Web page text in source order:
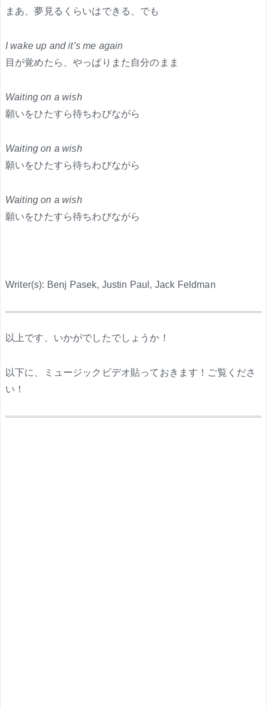
まあ、夢見るくらいはできる、でも
I wake up and it’s me again
目が覚めたら、やっぱりまた自分のまま
Waiting on a wish
願いをひたすら待ちわびながら
Waiting on a wish
願いをひたすら待ちわびながら
Waiting on a wish
願いをひたすら待ちわびながら
Writer(s): Benj Pasek, Justin Paul, Jack Feldman
以上です、いかがでしたでしょうか！
以下に、ミュージックビデオ貼っておきます！ご覧くださ
い！